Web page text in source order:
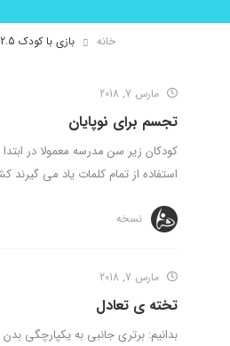
خانه بازی با کودک 2.5 تا 3.5 ساله
مارس 7, 2018
تجسم برای نوپایان
کودکان زیر سن مدرسه معمولا در
استفاده از تمام کلمات یاد می گیرند
نسخه
مارس 7, 2018
تخته ی تعادل
بدانیم: برتری جانبی به یکپارچگی